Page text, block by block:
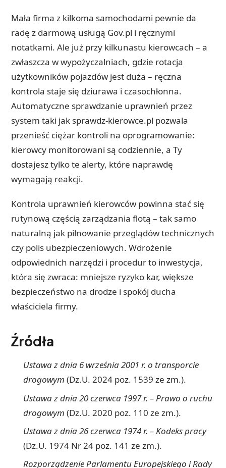
Mała firma z kilkoma samochodami pewnie da
radę z darmową usługą Gov.pl i ręcznymi
notatkami. Ale już przy kilkunastu kierowcach – a
zwłaszcza w wypożyczalniach, gdzie rotacja
użytkowników pojazdów jest duża – ręczna
kontrola staje się dziurawa i czasochłonna.
Automatyczne sprawdzanie uprawnień przez
system taki jak sprawdz-kierowce.pl pozwala
przenieść ciężar kontroli na oprogramowanie:
kierowcy monitorowani są codziennie, a Ty
dostajesz tylko te alerty, które naprawdę
wymagają reakcji.
Kontrola uprawnień kierowców powinna stać się
rutynową częścią zarządzania flotą – tak samo
naturalną jak pilnowanie przeglądów technicznych
czy polis ubezpieczeniowych. Wdrożenie
odpowiednich narzędzi i procedur to inwestycja,
która się zwraca: mniejsze ryzyko kar, większe
bezpieczeństwo na drodze i spokój ducha
właściciela firmy.
Źródła
Ustawa z dnia 6 września 2001 r. o transporcie
drogowym (Dz.U. 2024 poz. 1539 ze zm.).
Ustawa z dnia 20 czerwca 1997 r. – Prawo o ruchu
drogowym (Dz.U. 2020 poz. 110 ze zm.).
Ustawa z dnia 26 czerwca 1974 r. – Kodeks pracy
(Dz.U. 1974 Nr 24 poz. 141 ze zm.).
Rozporządzenie Parlamentu Europejskiego i Rady